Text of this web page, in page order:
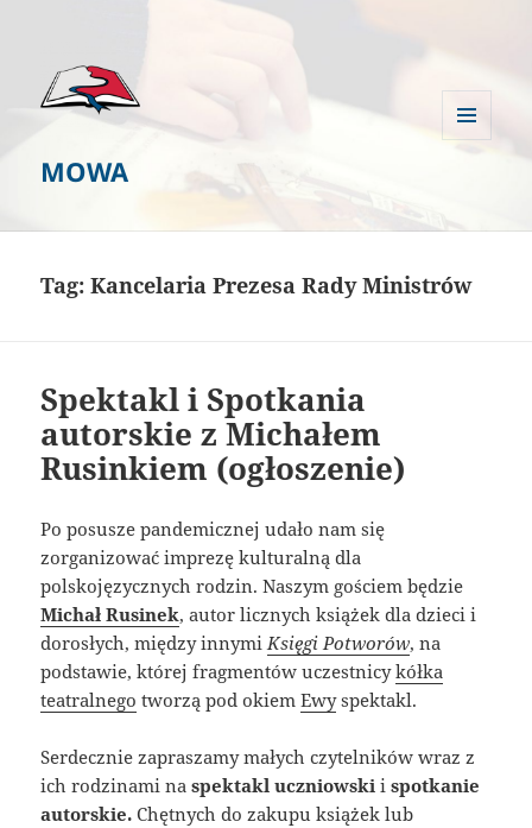
MOWA
Tag:Kancelaria Prezesa Rady Ministrów
Spektakl i Spotkania
autorskie z Michałem
Rusinkiem (ogłoszenie)
Po posusze pandemicznej udało nam się
zorganizować imprezę kulturalną dla
polskojęzycznych rodzin. Naszym gościem będzie
Michał Rusinek, autor licznych książek dla dzieci i
dorosłych, między innymiKsięgi Potworów, na
podstawie, której fragmentów uczestnicykółka
teatralnego tworzą pod okiemEwyspektakl.
Serdecznie zapraszamy małych czytelników wraz z
ich rodzinami naspektakl uczniowski ispotkanie
autorskie. Chętnych do zakupu książek lub